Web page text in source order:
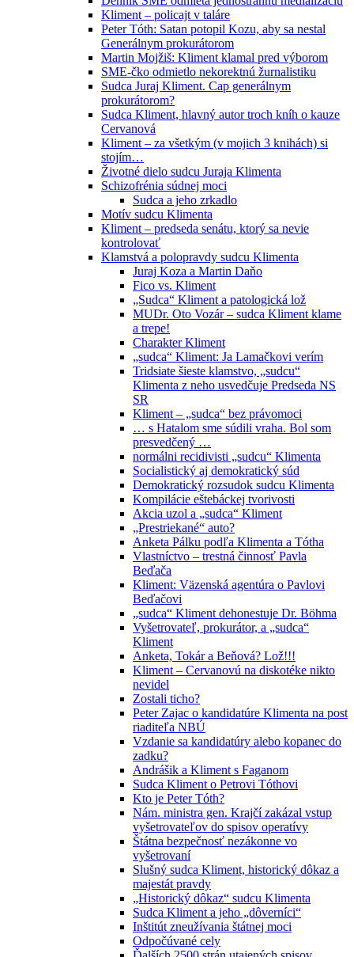
Kliment – policajt v taláre
Peter Tóth: Satan potopil Kozu, aby sa nestal
Generálnym prokurátorom
Martin Mojžiš: Kliment klamal pred výborom
SME-čko odmietlo nekorektnú žurnalistiku
Sudca Juraj Kliment. Cap generálnym
prokurátorom?
Sudca Kliment, hlavný autor troch kníh o kauze
Cervanová
Kliment – za všetkým (v mojich 3 knihách) si
stojím…
Životné dielo sudcu Juraja Klimenta
Schizofrénia súdnej moci
Sudca a jeho zrkadlo
Motív sudcu Klimenta
Kliment – predseda senátu, ktorý sa nevie
kontrolovať
Klamstvá a polopravdy sudcu Klimenta
Juraj Koza a Martin Daňo
Fico vs. Kliment
„Sudca“ Kliment a patologická lož
MUDr. Oto Vozár – sudca Kliment klame
a trepe!
Charakter Kliment
„sudca“ Kliment: Ja Lamačkovi verím
Tridsiate šieste klamstvo, „sudcu“
Klimenta z neho usvedčuje Predseda NS
SR
Kliment – „sudca“ bez právomoci
… s Hatalom sme súdili vraha. Bol som
presvedčený …
normálni recidivisti „sudcu“ Klimenta
Socialistický aj demokratický súd
Demokratický rozsudok sudcu Klimenta
Kompilácie eštebáckej tvorivosti
Akcia uzol a „sudca“ Kliment
„Prestriekané“ auto?
Anketa Pálku podľa Klimenta a Tótha
Vlastníctvo – trestná činnosť Pavla
Beďača
Kliment: Väzenská agentúra o Pavlovi
Beďačovi
„sudca“ Kliment dehonestuje Dr. Böhma
Vyšetrovateľ, prokurátor, a „sudca“
Kliment
Anketa, Tokár a Beňová? Lož!!!
Kliment – Cervanovú na diskotéke nikto
nevidel
Zostali ticho?
Peter Zajac o kandidatúre Klimenta na post
riaditeľa NBÚ
Vzdanie sa kandidatúry alebo kopanec do
zadku?
Andrášik a Kliment s Faganom
Sudca Kliment o Petrovi Tóthovi
Kto je Peter Tóth?
Nám. ministra gen. Krajčí zakázal vstup
vyšetrovateľov do spisov operatívy
Štátna bezpečnosť nezákonne vo
vyšetrovaní
Slušný sudca Kliment, historický dôkaz a
majestát pravdy
„Historický dôkaz“ sudcu Klimenta
Sudca Kliment a jeho „dôverníci“
Inštitút zneužívania štátnej moci
Odpočúvané cely